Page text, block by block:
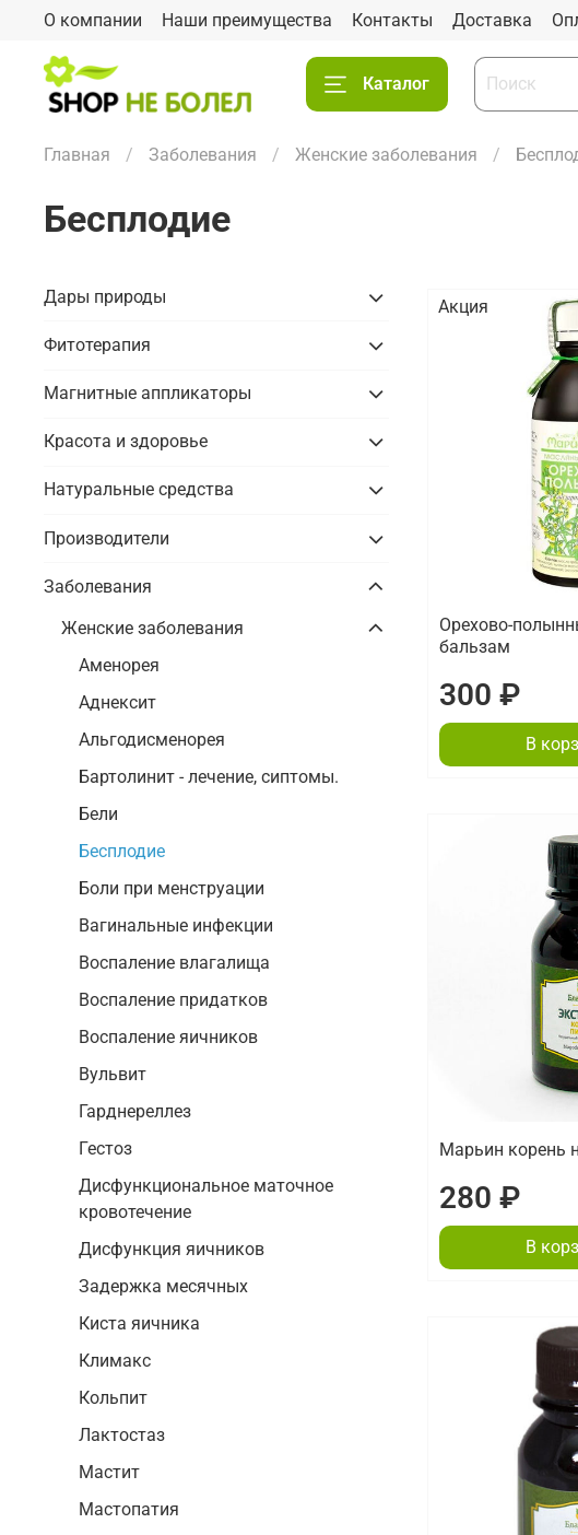
О компании Наши преимущества Контакты Доставка
Каталог
Главная Заболевания Женские заболевания
Бесплодие
Акция
Орехово-
бальзам
300 ₽
В
Марьин корень
280 ₽
В
Дары природы
Фитотерапия
Магнитные аппликаторы
Красота и здоровье
Натуральные средства
Производители
Заболевания
Женские заболевания
Аменорея
Аднексит
Альгодисменорея
Бартолинит - лечение, сиптомы.
Бели
Бесплодие
Боли при менструации
Вагинальные инфекции
Воспаление влагалища
Воспаление придатков
Воспаление яичников
Вульвит
Гарднереллез
Гестоз
Дисфункциональное маточное
кровотечение
Дисфункция яичников
Задержка месячных
Киста яичника
Климакс
Кольпит
Лактостаз
Мастит
Мастопатия